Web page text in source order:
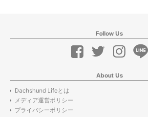
Follow Us
About Us
Dachshund Lifeとは
メディア運営ポリシー
プライバシーポリシー